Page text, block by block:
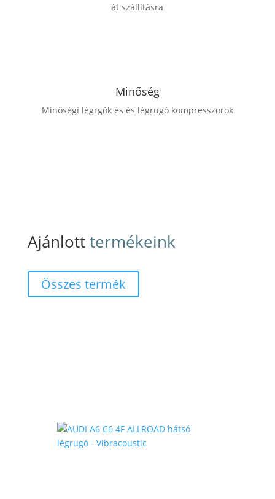
át szállításra
Minőség
Minőségi légrgók és és légrugó kompresszorok
Ajánlotttermékeink
Összes termék